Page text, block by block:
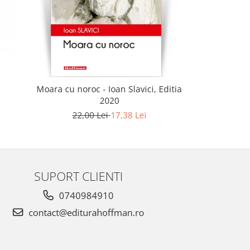
Moara cu noroc - Ioan Slavici, Editia
2020
22,00 Lei17,38 Lei
SUPORT CLIENTI
0740984910
contact@editurahoffman.ro